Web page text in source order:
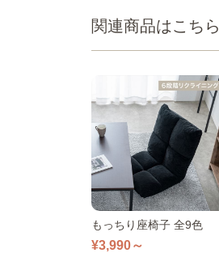
関連商品はこちら
もっちり座椅子 全9色
¥3,990～